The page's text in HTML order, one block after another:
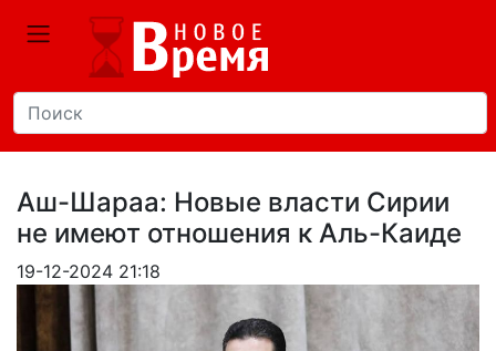
Аш-Шараа: Новые власти Сирии
не имеют отношения к Аль-Каиде
19-12-2024 21:18